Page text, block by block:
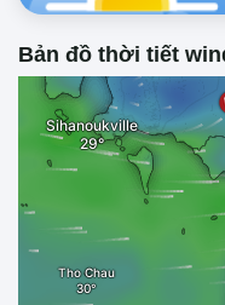
Bản đồ thời tiết